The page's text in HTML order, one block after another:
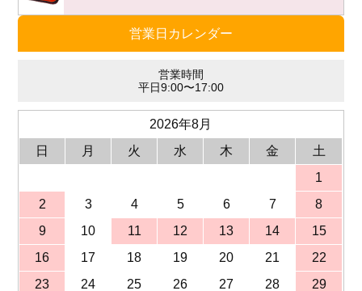
営業日カレンダー
営業時間
平日9:00〜17:00
2026年8月
日
月 火 水 木 金
土
1
2
3 4 5 6 7
8
9
10 11 12 13 14
15
16
17 18 19 20 21
22
23
24 25 26 27 28
29